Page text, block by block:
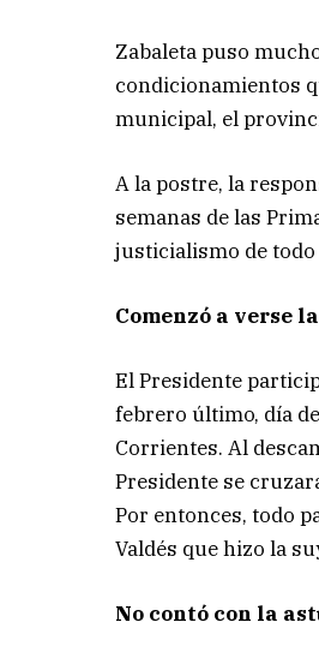
Zabaleta puso
condicionamientos
municipal, el
A la postre, la
semanas de las
justicialismo de todo
Comenzó a verse
El Presidente
febrero último, día
Corrientes. Al
Presidente se
Por entonces, todo
Valdés que hizo la
No contó con la